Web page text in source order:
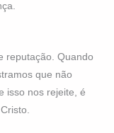
reputação. Quando
que não
isso nos rejeite, é